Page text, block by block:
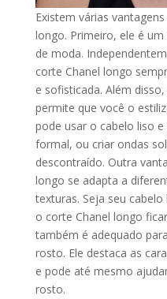
Existem várias
longo. Primeiro, ele é
de moda.
corte Chanel longo
e sofisticada. Além
permite que você o
pode usar o cabelo liso
formal, ou criar ondas
descontraído. Outra
longo se adapta a
texturas. Seja seu
o corte Chanel longo
também é adequado
rosto. Ele destaca as
e pode até mesmo
rosto.